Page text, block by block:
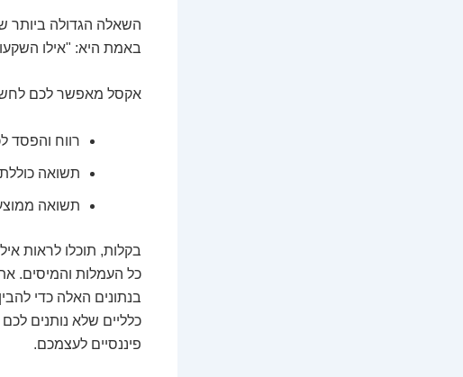
השאלה הגדולה ביותר
באמת היא: "אילו
אקסל מאפשר לכם
רווח והפסד
תשואה
תשואה
בקלות, תוכלו לראות
כל העמלות והמיסים.
בנתונים האלה כדי
כלליים שלא נותנים
פיננסיים לעצמכם.